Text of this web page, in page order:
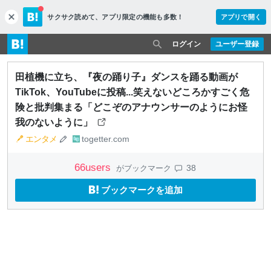
c
l
o
s
e
サクサク読めて、 アプリ限定の機能も多数！ アプリで開く
ユーザー登録
ログイン
田植機に立ち、『夜の踊り子』ダンスを踊る動画が
TikTok、YouTubeに投稿...笑えないどころかすごく危
険と批判集まる「どこぞのアナウンサーのようにお怪
我のないように」
エンタメ togetter.com
66users がブックマーク 38
ブックマークを追加